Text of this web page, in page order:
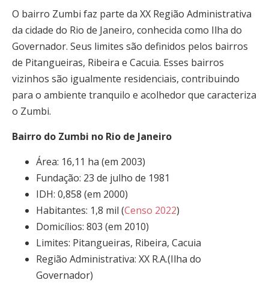
O bairro Zumbi faz parte da XX Região Administrativa
da cidade do Rio de Janeiro, conhecida como Ilha do
Governador. Seus limites são definidos pelos bairros
de Pitangueiras, Ribeira e Cacuia. Esses bairros
vizinhos são igualmente residenciais, contribuindo
para o ambiente tranquilo e acolhedor que caracteriza
o Zumbi.
Bairro do Zumbi no Rio de Janeiro
Área: 16,11 ha (em 2003)
Fundação: 23 de julho de 1981
IDH: 0,858 (em 2000)
Habitantes: 1,8 mil (Censo 2022)
Domicílios: 803 (em 2010)
Limites: Pitangueiras, Ribeira, Cacuia
Região Administrativa: XX R.A.(Ilha do
Governador)